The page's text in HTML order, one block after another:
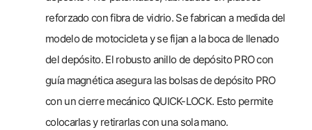
reforzado con fibra de vidrio. Se fabrican a medida del
modelo de motocicleta y se fijan a la boca de llenado
del depósito. El robusto anillo de depósito PRO con
guía magnética asegura las bolsas de depósito PRO
con un cierre mecánico QUICK-LOCK. Esto permite
colocarlas y retirarlas con una sola mano.